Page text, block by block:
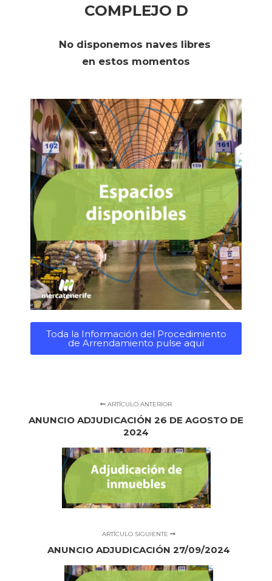
COMPLEJO D
No disponemos naves libres
en estos momentos
Toda la Información del Procedimiento
de Arrendamiento pulse aquí
ARTÍCULO ANTERIOR
ANUNCIO ADJUDICACIÓN 26 DE AGOSTO DE
2024
ARTÍCULO SIGUIENTE
ANUNCIO ADJUDICACIÓN 27/09/2024